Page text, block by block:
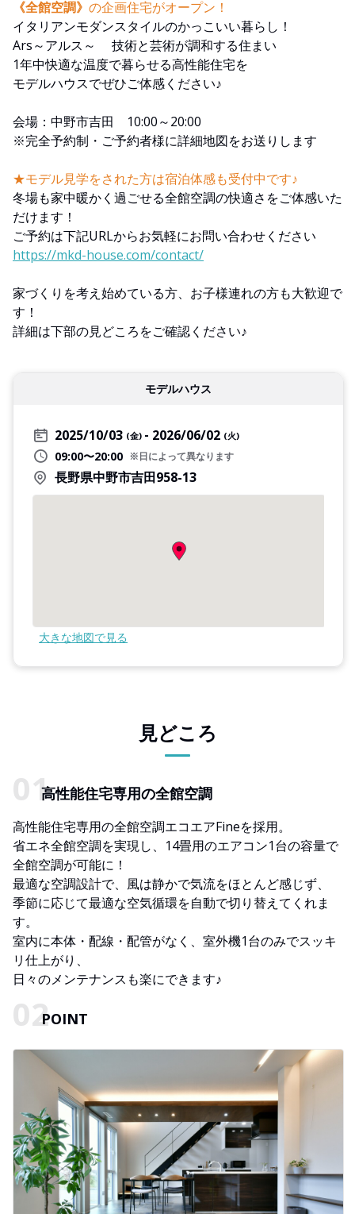
《全館空調》 の企画住宅がオープン！
イタリアンモダンスタイルのかっこいい暮らし！
Ars～アルス～ 技術と芸術が調和する住まい
1年中快適な温度で暮らせる高性能住宅を
モデルハウスでぜひご体感ください♪
会場：中野市吉田 10:00～20:00
※完全予約制・ご予約者様に詳細地図をお送りします
★モデル見学をされた方は宿泊体感も受付中です♪
冬場も家中暖かく過ごせる全館空調の快適さをご体感いた
だけます！
ご予約は下記URLからお気軽にお問い合わせください
https://mkd-house.com/contact/
家づくりを考え始めている方、お子様連れの方も大歓迎で
す！
詳細は下部の見どころをご確認ください♪
モデルハウス
2025/10/03 (金) 2026/06/02 (火)
09:00〜20:00 ※日によって異なります
長野県中野市吉田958-13
大きな地図で見る
見どころ
高性能住宅専用の全館空調
高性能住宅専用の全館空調エコエアFineを採用。
省エネ全館空調を実現し、14畳用のエアコン1台の容量で
全館空調が可能に！
最適な空調設計で、風は静かで気流をほとんど感じず、
季節に応じて最適な空気循環を自動で切り替えてくれま
す。
室内に本体・配線・配管がなく、室外機1台のみでスッキ
リ仕上がり、
日々のメンテナンスも楽にできます♪
POINT